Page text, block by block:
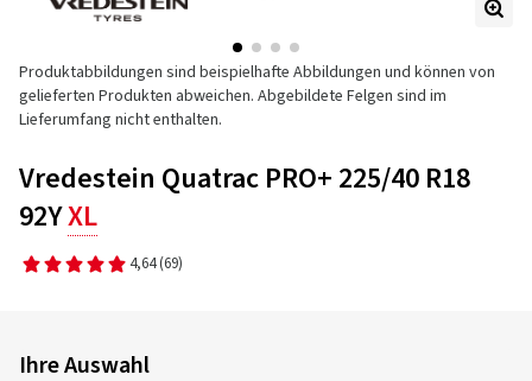
Produktabbildungen sind beispielhafte Abbildungen und können von
gelieferten Produkten abweichen. Abgebildete Felgen sind im
Lieferumfang nicht enthalten.
Vredestein Quatrac PRO+ 225/40 R18
92YXL
4,64 (69)
Ihre Auswahl